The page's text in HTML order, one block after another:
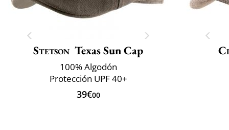
Stetson Texas Sun Cap
100% Algodón
Protección UPF 40+
39€00